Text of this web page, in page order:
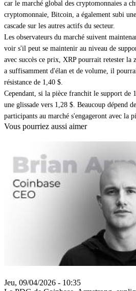
car le marché global des cryptomonnaies a
cryptomonnaie, Bitcoin, a également subi
cascade sur les autres actifs du secteur.
Les observateurs du marché suivent
voir s'il peut se maintenir au niveau de
avec succès ce prix, XRP pourrait retester
a suffisamment d'élan et de volume, il
résistance de 1,40 $.
Cependant, si la pièce franchit le support de
une glissade vers 1,28 $. Beaucoup dépend
participants au marché s'engageront avec la
Vous pourriez aussi aimer
Jeu, 09/04/2026 - 10:35